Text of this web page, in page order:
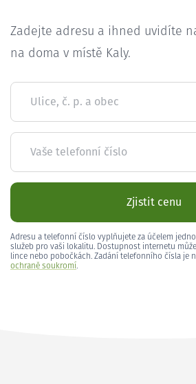
Zadejte adresu a ihned uvidíte
na doma v místě Kaly.
Ulice, č. p. a obec
Vaše telefonní číslo
Zjistit cenu
Adresu a telefonní číslo vyplňujete za účelem
služeb pro vaši lokalitu. Dostupnost internetu
lince nebo pobočkách. Zadání telefonního čísla je
ochraně soukromí.